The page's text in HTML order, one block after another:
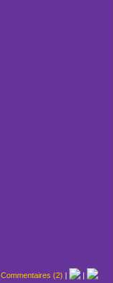
Commentaires (2) |
|